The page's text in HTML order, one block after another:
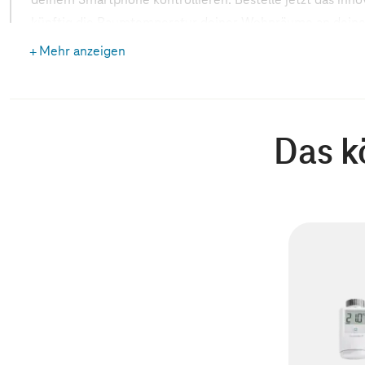
an.
montieren kannst – das Ablassen des Wassers oder
sind nicht notwendig. Um ihn an einem Heizkörperventil
Zusätzlich ist mit dem eQ-3-Heizkörperthermostat eine
Heizbetriebs möglich. Das funktioniert in Verbindung mit
Mehr anzeigen
Das